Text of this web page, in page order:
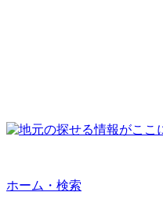
ホーム・検索